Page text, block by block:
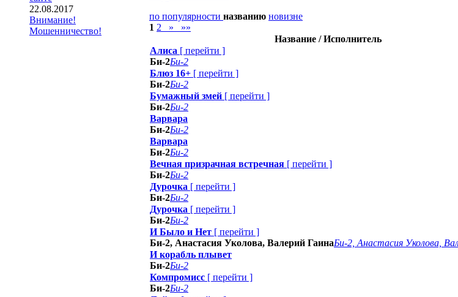
22.08.2017
Внимание!
Мошенничество!
по популярности названию новизне
1 2 »
»»
Название / Исполнитель
Алиса [ перейти ]
Би-2Би-2
Блюз 16+ [ перейти ]
Би-2Би-2
Бумажный змей [ перейти ]
Би-2Би-2
Варвара
Би-2Би-2
Варвара
Би-2Би-2
Вечная призрачная встречная [ перейти ]
Би-2Би-2
Дурочка [ перейти ]
Би-2Би-2
Дурочка [ перейти ]
Би-2Би-2
И Было и Нет [ перейти ]
Би-2, Анастасия Уколова, Валерий ГаинаБи-2, Анастасия Уколова,
И корабль плывет
Би-2Би-2
Компромисс [ перейти ]
Би-2Би-2